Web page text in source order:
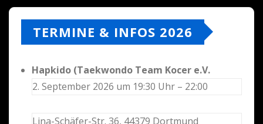
TERMINE & INFOS 2026
Hapkido (Taekwondo Team Kocer e.V.
2. September 2026 um 19:30 Uhr – 22:00
Lina-Schäfer-Str. 36, 44379 Dortmund